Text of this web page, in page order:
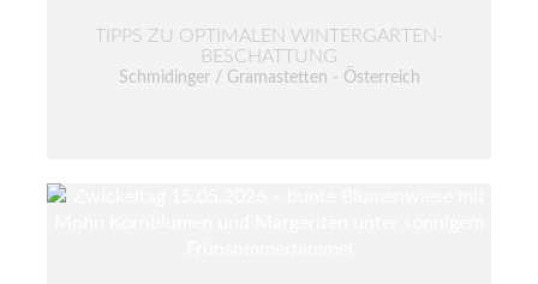
TIPPS ZU OPTIMALEN WINTERGARTEN-
BESCHATTUNG
Schmidinger / Gramastetten - Österreich